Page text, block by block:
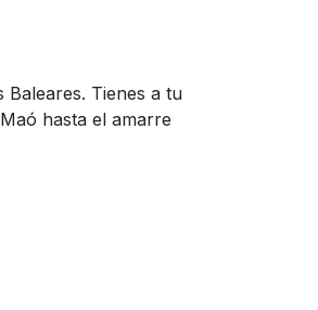
Tienes a tu
hasta el amarre